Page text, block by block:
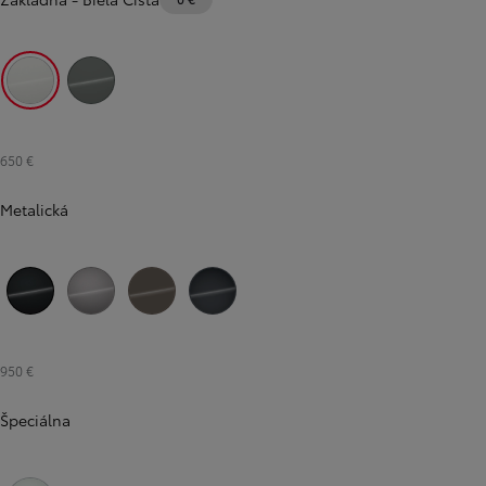
Biela Čistá
650 €
Metalická
950 €
Špeciálna